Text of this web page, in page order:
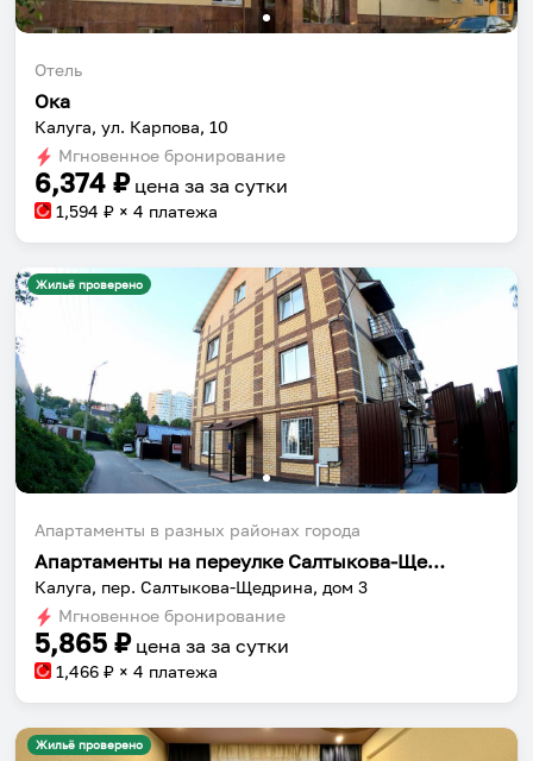
Отель
Ока
Калуга, ул. Карпова, 10
Мгновенное бронирование
6,374 ₽ цена за за сутки
1,594 ₽ × 4 платежа
Жильё проверено
Апартаменты в разных районах города
Апартаменты на переулке Салтыкова-Щедрина
Калуга, пер. Салтыкова-Щедрина, дом 3
Мгновенное бронирование
5,865 ₽ цена за за сутки
1,466 ₽ × 4 платежа
Жильё проверено